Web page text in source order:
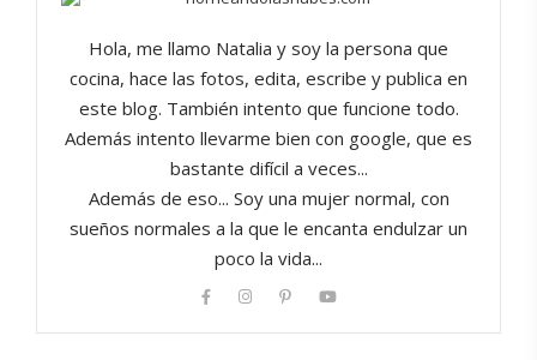
Hola, me llamo Natalia y soy la persona que
cocina, hace las fotos, edita, escribe y publica en
este blog. También intento que funcione todo.
Además intento llevarme bien con google, que es
bastante difícil a veces...
Además de eso... Soy una mujer normal, con
sueños normales a la que le encanta endulzar un
poco la vida...